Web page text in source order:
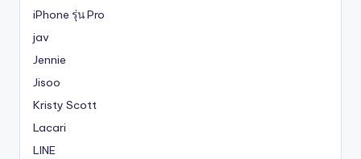
iPhone รุ่น Pro
jav
Jennie
Jisoo
Kristy Scott
Lacari
LINE